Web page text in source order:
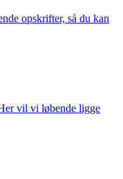
opskrifter, så du kan
vil vi løbende ligge